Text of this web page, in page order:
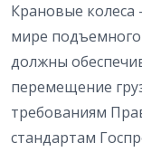
Крановые
мире
должны
перемещение
требованиям
стандартам